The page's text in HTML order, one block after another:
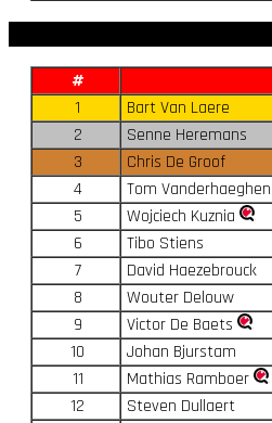
#
1
Bart Van Laere
2
Senne Heremans
3
Chris De Groof
4
Tom Vanderhaeghen
5
Wojciech Kuznia
6
Tibo Stiens
7
David Haezebrouck
8
Wouter Delouw
9
Victor De Baets
10
Johan Bjurstam
11
Mathias Ramboer
12
Steven Dullaert